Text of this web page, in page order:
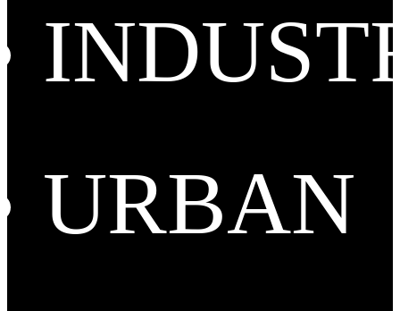
URBAN